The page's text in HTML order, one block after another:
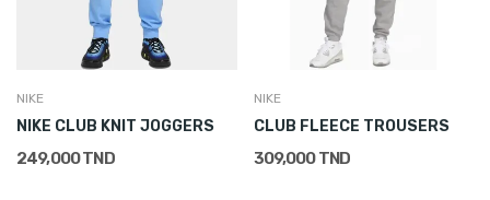
NIKE
NIKE CLUB KNIT JOGGERS
249,000 TND
NIKE
CLUB FLEECE TROUSERS
309,000 TND